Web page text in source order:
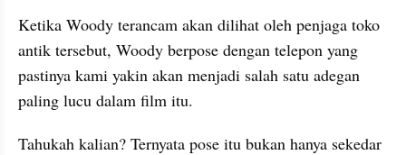
Ketika Woody terancam akan dilihat oleh penjaga toko
antik tersebut, Woody berpose dengan telepon yang
pastinya kami yakin akan menjadi salah satu adegan
paling lucu dalam film itu.
Tahukah kalian? Ternyata pose itu bukan hanya sekedar